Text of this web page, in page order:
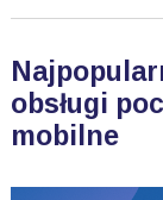
obsługi
mobilne